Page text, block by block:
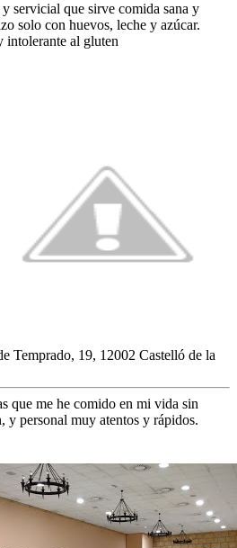
servicial que sirve comida sana y
solo con huevos, leche y azúcar.
intolerante al gluten
Temprado, 19, 12002 Castelló de la
que me he comido en mi vida sin
y personal muy atentos y rápidos.